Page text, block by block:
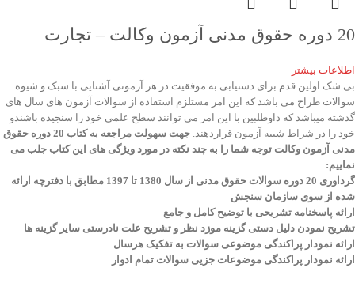
20 دوره حقوق مدنی آزمون وکالت – تجارت
اطلاعات بیشتر
بی شک اولین قدم برای دستیابی به موفقیت در هر آزمونی آشنایی با سبک و شیوه
سوالات طراح می باشد که این امر مستلزم استفاده از سوالات آزمون های سال های
گذشته میباشد که داوطلبین با این امر می توانند سطح علمی خود را سنجیده باشندو
خود را در شراط شبیه آزمون قراردهند.
جهت سهولت مراجعه به کتاب 20 دوره حقوق
مدنی آزمون وکالت توجه شما را به چند نکته در مورد ویژگی های این کتاب جلب می
نماییم:
گرداوری 20 دوره سوالات حقوق مدنی از سال 1380 تا 1397 مطابق با دفترچه ارائه
شده از سوی سازمان سنجش
ارائه پاسخنامه تشریحی با توضیح کامل و جامع
تشریح نمودن دلیل دستی گزینه موزد نظر و تشریح علت نادرستی سایر گزینه ها
ارائه نمودار پراکندگی موضوعی سوالات به تفکیک هرسال
رائه نمودار پراکندگی موضوعات جزیی سوالات تمام ادوار